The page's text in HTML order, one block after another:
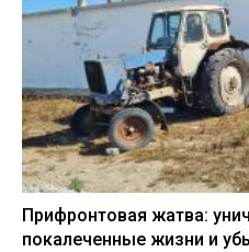
Прифронтовая жатва:
покалеченные жизни и